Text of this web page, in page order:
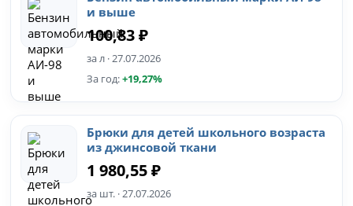
и выше
100,83 ₽
за л · 27.07.2026
За год:+19,27%
Брюки для детей школьного возраста
из джинсовой ткани
1 980,55 ₽
за шт. · 27.07.2026